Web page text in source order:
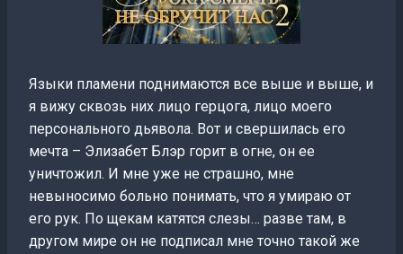
Языки пламени поднимаются все выше и выше, и
я вижу сквозь них лицо герцога, лицо моего
персонального дьявола. Вот и свершилась его
мечта – Элизабет Блэр горит в огне, он ее
уничтожил. И мне уже не страшно, мне
невыносимо больно понимать, что я умираю от
его рук. По щекам катятся слезы… разве там, в
другом мире он не подписал мне точно такой же